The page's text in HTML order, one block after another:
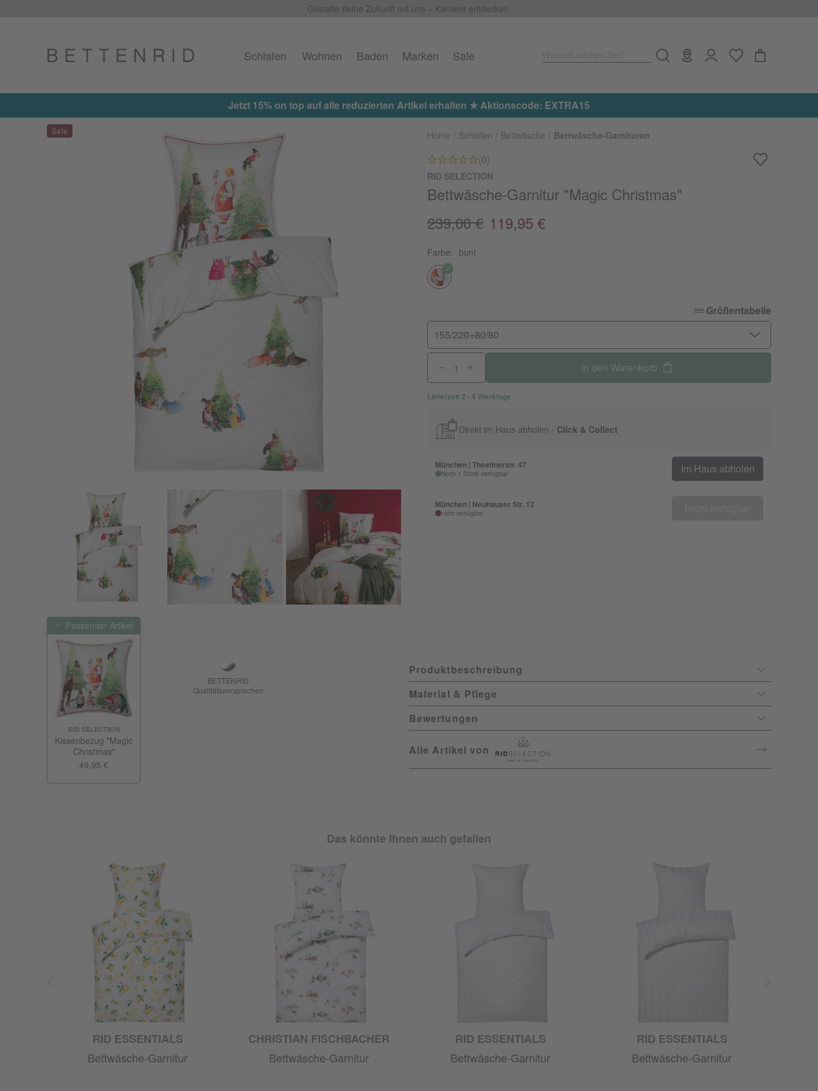
Gestalte deine Zukunft mit uns – Karriere entdecken.
Schlafen Wohnen Baden Marken Sale
Jetzt 15% on top auf alle reduzierten Artikel erhalten ★ Aktionscode: EXTRA15
Home Schlafen Bettwäsche Bettwäsche-Garnituren
Passender Artikel
RID SELECTION
Kissenbezug "Magic
Christmas"
49,95 €
(0)
RID SELECTION
Bettwäsche-Garnitur "Magic Christmas"
239,00 € 119,95 €
Farbe: bunt
Größentabelle
155/220+80/80
In den Warenkorb
Lieferzeit 2 - 4 Werktage
Direkt im Haus abholen - Click & Collect
München | Theatinerstr. 47
Noch 1 Stück verfügbar Im Haus abholen
München | Neuhauser Str. 12
nicht verfügbar
BETTENRID
Qualitätsversprechen
Produktbeschreibung
Material & Pflege
Bewertungen
Alle Artikel von
Das könnte Ihnen auch gefallen
RID ESSENTIALS
Bettwäsche-Garnitur
CHRISTIAN FISCHBACHER
Bettwäsche-Garnitur
RID ESSENTIALS
Bettwäsche-Garnitur
RID ESSENTIALS
Bettwäsche-Garnitur